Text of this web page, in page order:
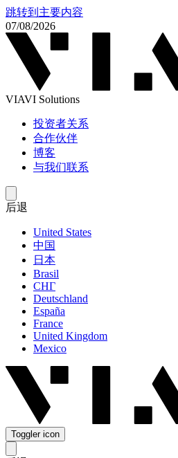
跳转到主要内容
07/08/2026
VIAVI Solutions
投资者关系
合作伙伴
博客
与我们联系
后退
United States
中国
日本
Brasil
СНГ
Deutschland
España
France
United Kingdom
Mexico
Toggler icon